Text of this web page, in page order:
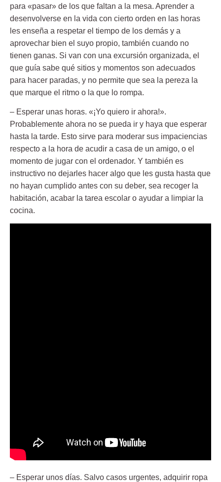
para «pasar» de los que faltan a la mesa. Aprender a
desenvolverse en la vida con cierto orden en las horas
les enseña a respetar el tiempo de los demás y a
aprovechar bien el suyo propio, también cuando no
tienen ganas. Si van con una excursión organizada, el
que guía sabe qué sitios y momentos son adecuados
para hacer paradas, y no permite que sea la pereza la
que marque el ritmo o la que lo rompa.
– Esperar unas horas. «¡Yo quiero ir ahora!».
Probablemente ahora no se pueda ir y haya que esperar
hasta la tarde. Esto sirve para moderar sus impaciencias
respecto a la hora de acudir a casa de un amigo, o el
momento de jugar con el ordenador. Y también es
instructivo no dejarles hacer algo que les gusta hasta que
no hayan cumplido antes con su deber, sea recoger la
habitación, acabar la tarea escolar o ayudar a limpiar la
cocina.
– Esperar unos días. Salvo casos urgentes, adquirir ropa